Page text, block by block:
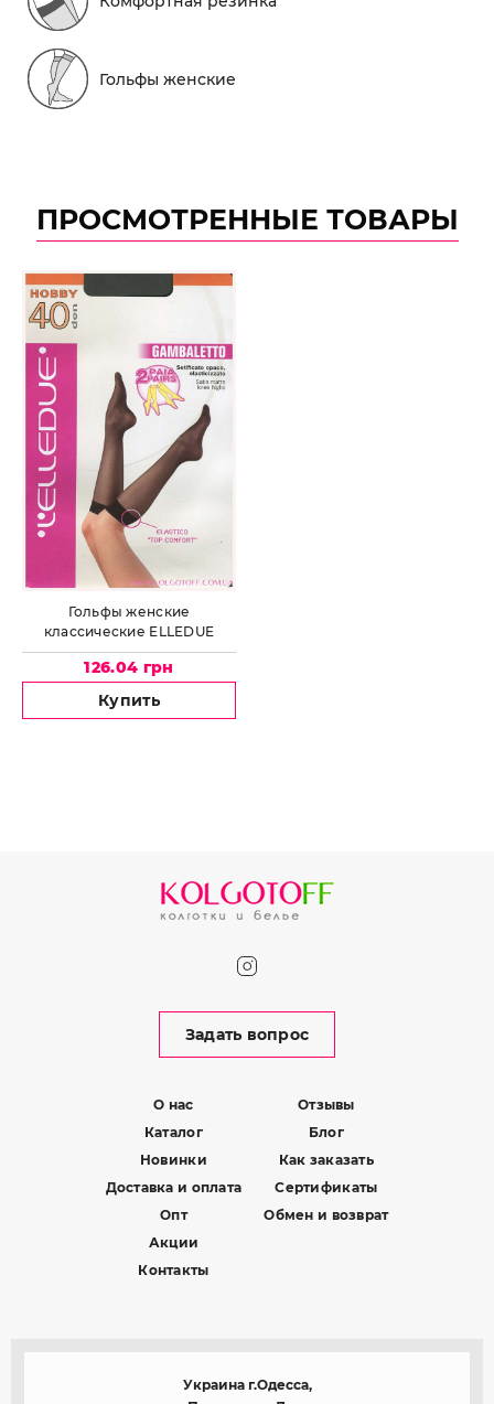
Гольфы женские
ПРОСМОТРЕННЫЕ ТОВАРЫ
Гольфы женские
классические ELLEDUE
Hobby 40 Den
126.04 грн
Купить
Задать вопрос
О нас
Каталог
Новинки
Доставка и оплата
Опт
Акции
Контакты
Отзывы
Блог
Как заказать
Сертификаты
Обмен и возврат
Украина г.Одесса,